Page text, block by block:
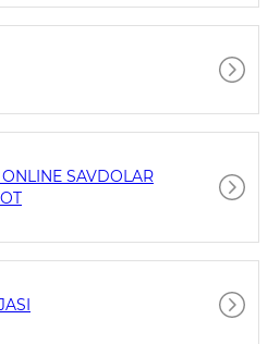
SAVDOLAR